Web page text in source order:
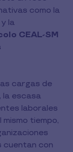
como la
la
CEAL-SM
cargas de
la escasa
laborales
tiempo,
cuentan con